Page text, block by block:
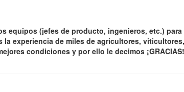
equipos (jefes de producto, ingenieros, etc.)
la experiencia de miles de agricultores,
condiciones y por ello le decimos ¡GRACIAS!